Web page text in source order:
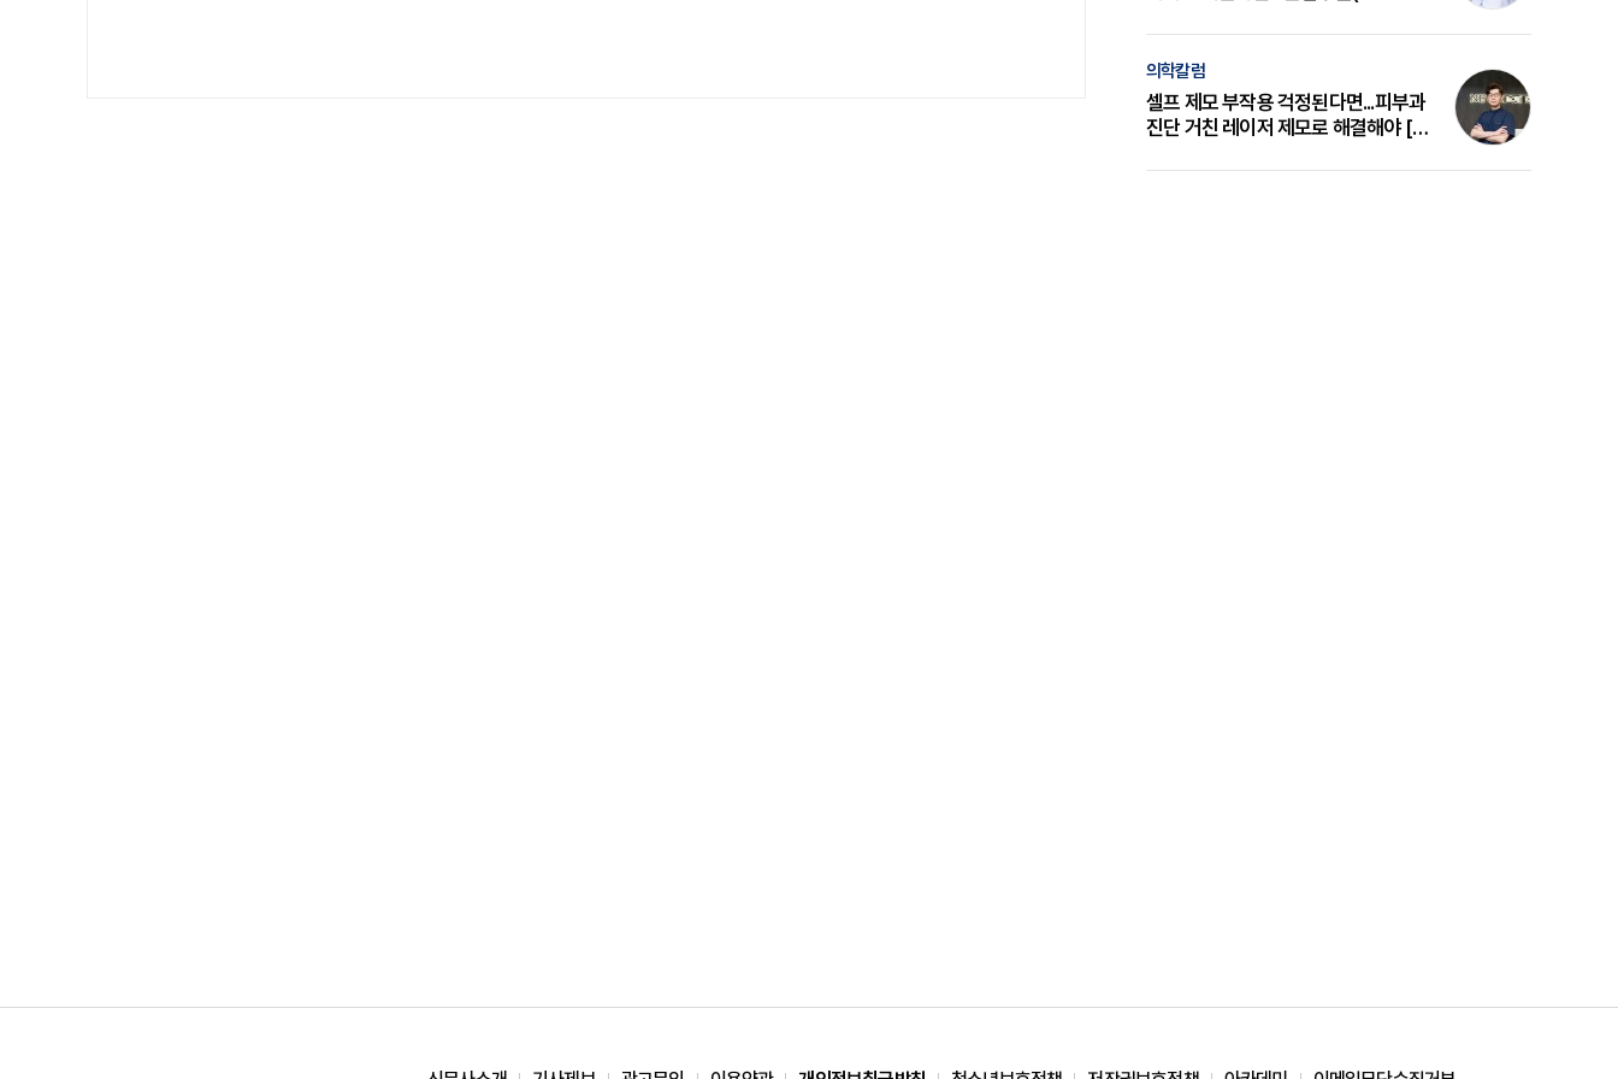
의학칼럼
셀프 제모 부작용 걱정된다면...피부과
진단 거친 레이저 제모로 해결해야 [변